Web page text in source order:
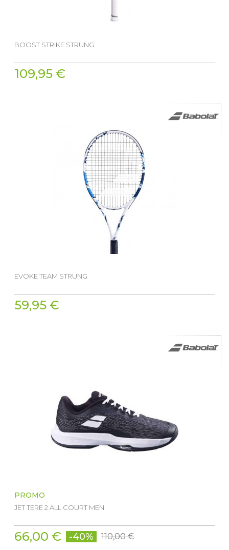
BOOST STRIKE STRUNG
109,95 €
EVOKE TEAM STRUNG
59,95 €
PROMO
JET TERE 2 ALL COURT MEN
66,00 € -40% 110,00 €